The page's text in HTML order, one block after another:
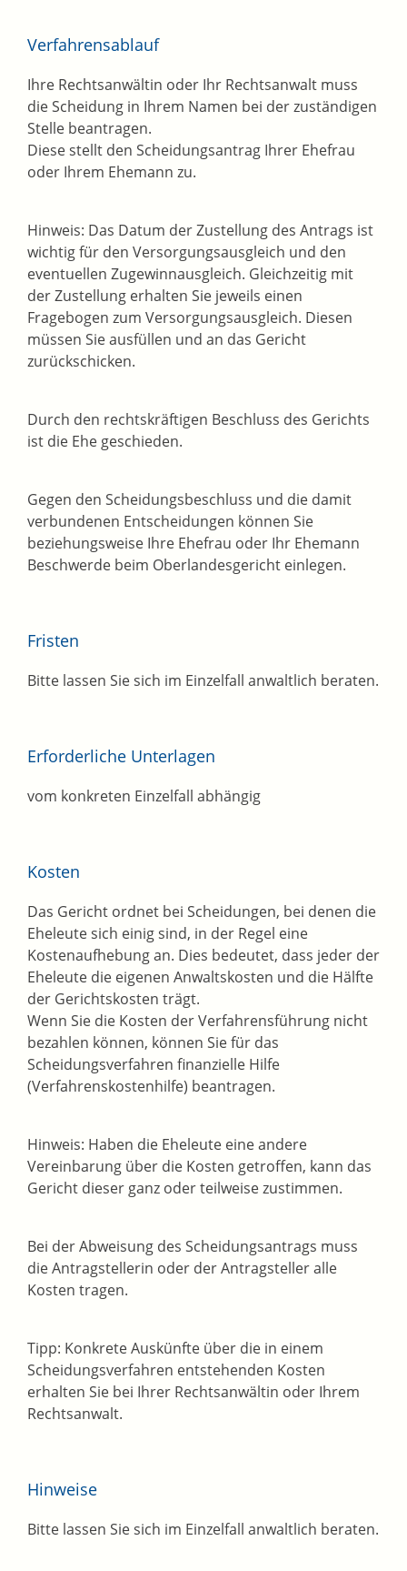
Verfahrensablauf
Ihre Rechtsanwältin oder Ihr Rechtsanwalt muss
die Scheidung in Ihrem Namen bei der zuständigen
Stelle beantragen.
Diese stellt den Scheidungsantrag Ihrer Ehefrau
oder Ihrem Ehemann zu.
Hinweis: Das Datum der Zustellung des Antrags ist
wichtig für den Versorgungsausgleich und den
eventuellen Zugewinnausgleich. Gleichzeitig mit
der Zustellung erhalten Sie jeweils einen
Fragebogen zum Versorgungsausgleich. Diesen
müssen Sie ausfüllen und an das Gericht
zurückschicken.
Durch den rechtskräftigen Beschluss des Gerichts
ist die Ehe geschieden.
Gegen den Scheidungsbeschluss und die damit
verbundenen Entscheidungen können Sie
beziehungsweise Ihre Ehefrau oder Ihr Ehemann
Beschwerde beim Oberlandesgericht einlegen.
Fristen
Bitte lassen Sie sich im Einzelfall anwaltlich beraten.
Erforderliche Unterlagen
vom konkreten Einzelfall abhängig
Kosten
Das Gericht ordnet bei Scheidungen, bei denen die
Eheleute sich einig sind, in der Regel eine
Kostenaufhebung an. Dies bedeutet, dass jeder der
Eheleute die eigenen Anwaltskosten und die Hälfte
der Gerichtskosten trägt.
Wenn Sie die Kosten der Verfahrensführung nicht
bezahlen können, können Sie für das
Scheidungsverfahren finanzielle Hilfe
(Verfahrenskostenhilfe) beantragen.
Hinweis: Haben die Eheleute eine andere
Vereinbarung über die Kosten getroffen, kann das
Gericht dieser ganz oder teilweise zustimmen.
Bei der Abweisung des Scheidungsantrags muss
die Antragstellerin oder der Antragsteller alle
Kosten tragen.
Tipp: Konkrete Auskünfte über die in einem
Scheidungsverfahren entstehenden Kosten
erhalten Sie bei Ihrer Rechtsanwältin oder Ihrem
Rechtsanwalt.
Hinweise
Bitte lassen Sie sich im Einzelfall anwaltlich beraten.